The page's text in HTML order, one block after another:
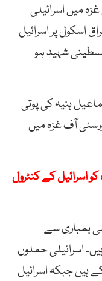
میں اسرائیلی
اسکول پر اسرائیل
کر دی جس میں مزید 50 فلسطینی شہید ہو
ہنیہ کی پوتی
آف غزہ میں
کو اسرائیل کے کنٹرول
بمباری سے
اسرائیلی حملوں
ہو چکے ہیں جبکہ اسرائیل